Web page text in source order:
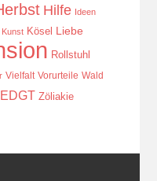
Hilfe Ideen
Kunst Kösel Liebe
Rollstuhl
Vielfalt Vorurteile Wald
Zöliakie